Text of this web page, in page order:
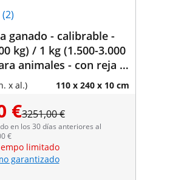
(2)
ganado - calibrable -
kg) / 1 kg (1.500-3.000
animales - con reja -
x al.) 110 x 240 x 10 cm
€3251,00 €
en los 30 días anteriores al
€
limitado
garantizado